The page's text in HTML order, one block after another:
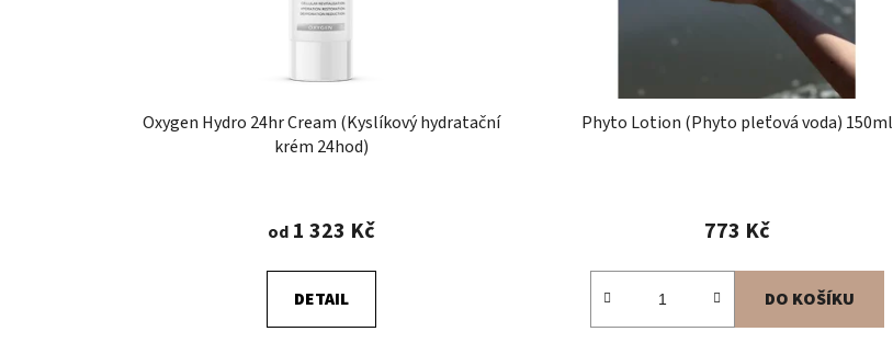
Oxygen Hydro 24hr Cream (Kyslíkový hydratační
krém 24hod)
hodnocení
je
5,0
od1 323 Kč
DETAIL
Phyto Lotion (Phyto pleťová voda) 150ml
hodnocení
je
773 Kč
DO KOŠÍKU